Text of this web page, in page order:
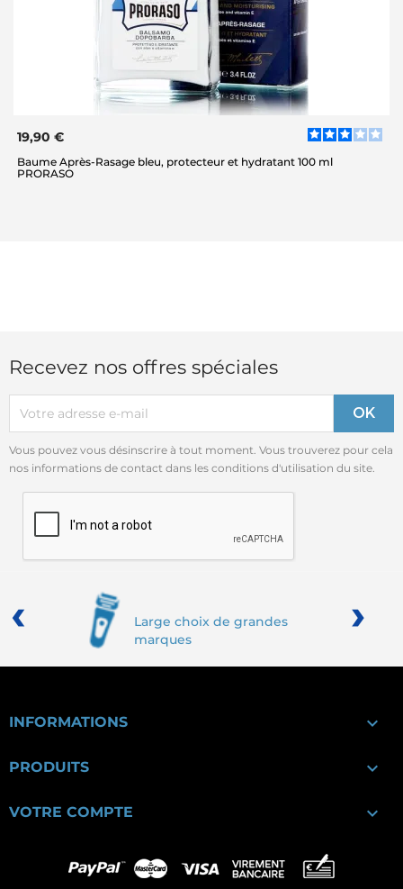
19,90 €
Baume Après-Rasage bleu, protecteur et hydratant 100 ml
PRORASO
Recevez nos offres spéciales
Vous pouvez vous désinscrire à tout moment. Vous trouverez pour cela
nos informations de contact dans les conditions d'utilisation du site.
Large choix de grandes
marques
‹ ›
INFORMATIONS 
PRODUITS 
VOTRE COMPTE 